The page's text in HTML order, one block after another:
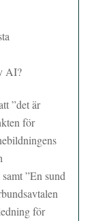
AI?
”det är
för
”En sund
för